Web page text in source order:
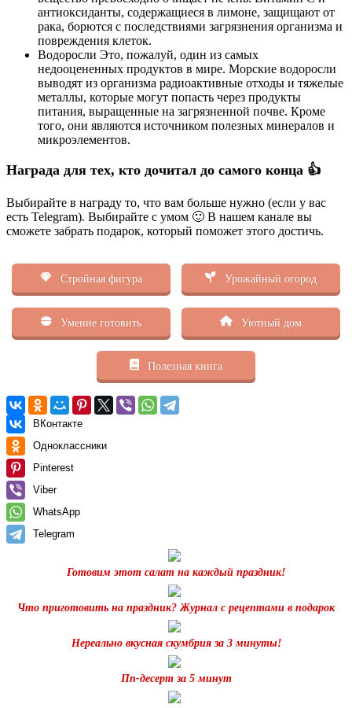
антиоксиданты, содержащиеся в лимоне, защищают от
рака, борются с последствиями загрязнения организма и
повреждения клеток.
Водоросли Это, пожалуй, один из самых
недооцененных продуктов в мире. Морские водоросли
выводят из организма радиоактивные отходы и тяжелые
металлы, которые могут попасть через продукты
питания, выращенные на загрязненной почве. Кроме
того, они являются источником полезных минералов и
микроэлементов.
Награда для тех, кто дочитал до самого конца 👍
Выбирайте в награду то, что вам больше нужно (если у вас
есть Telegram). Выбирайте с умом 🙂 В нашем канале вы
сможете забрать подарок, который поможет этого достичь.
Стройная фигура Урожайный огород
Умение готовить Уютный дом
Полезная книга
ВКонтакте
Одноклассники
Pinterest
Viber
WhatsApp
Telegram
Готовим этот салат на каждый праздник!
Что приготовить на праздник? Журнал с рецептами в подарок
Нереально вкусная скумбрия за 3 минуты!
Пп-десерт за 5 минут